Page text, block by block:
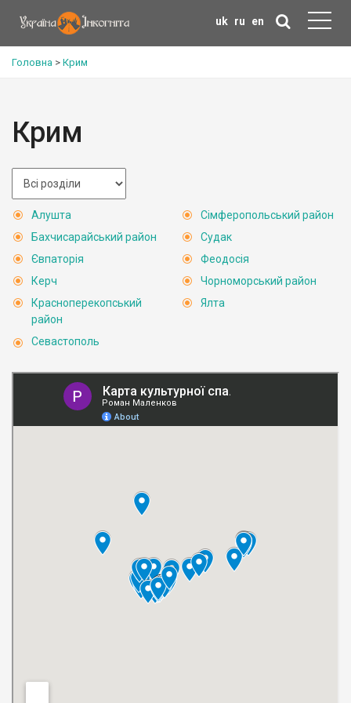
uk ru en
Головна > Крим
Крим
Алушта
Бахчисарайський район
Євпаторія
Керч
Красноперекопський
район
Севастополь
Сімферопольський район
Судак
Феодосія
Чорноморський район
Ялта